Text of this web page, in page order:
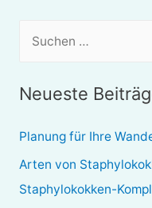
e
n
n
Neueste
Planung für Ihre
Arten von
Staphylokokken-